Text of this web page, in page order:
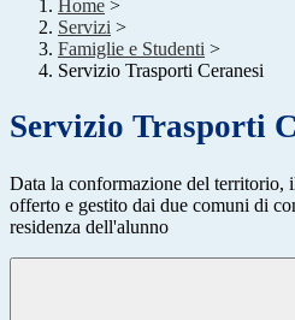
Home >
Servizi >
Famiglie e Studenti >
Servizio Trasporti Ceranesi
Servizio Trasporti
Data la conformazione del territorio,
offerto e gestito dai due comuni di
residenza dell'alunno